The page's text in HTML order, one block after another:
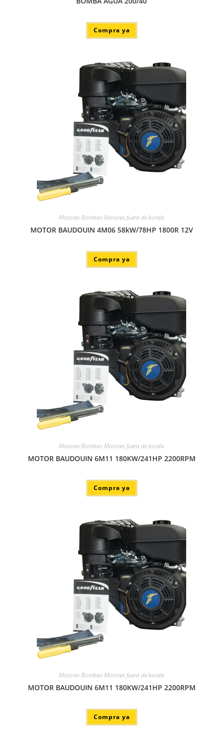
Compra ya
Motores Bombas Motores fuera de borda
MOTOR BAUDOUIN 4M06 58kW/78HP 1800R 12V
Compra ya
Motores Bombas Motores fuera de borda
MOTOR BAUDOUIN 6M11 180KW/241HP 2200RPM
Compra ya
Motores Bombas Motores fuera de borda
MOTOR BAUDOUIN 6M11 180KW/241HP 2200RPM
Compra ya